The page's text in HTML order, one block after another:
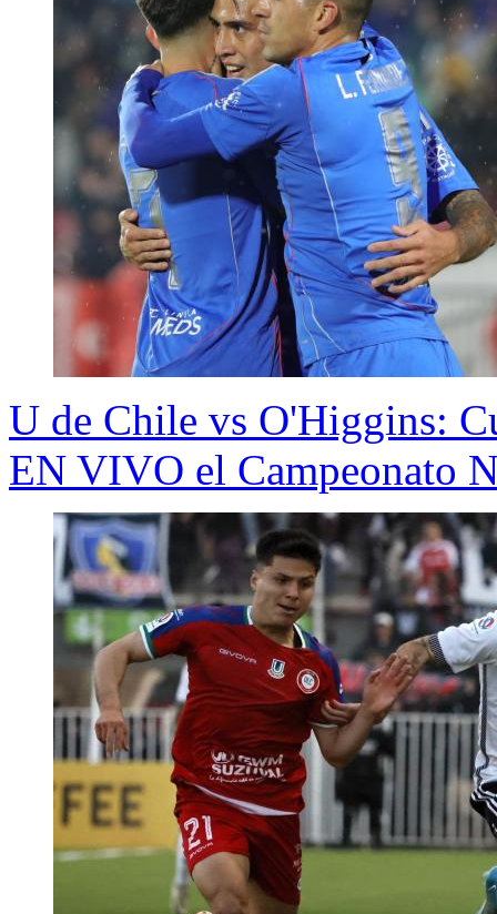
U de Chile vs O'Higgins:
EN VIVO el Campeonato